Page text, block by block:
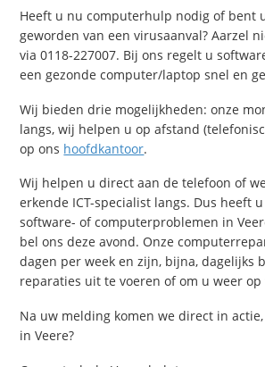
Heeft u nu computerhulp nodig of bent
geworden van een virusaanval? Aarzel
via 0118-227007. Bij ons regelt u
een gezonde computer/laptop snel en
Wij bieden drie mogelijkheden: onze
langs, wij helpen u op afstand
op ons hoofdkantoor.
Wij helpen u direct aan de telefoon of
erkende ICT-specialist langs. Dus heeft
software- of computerproblemen in
bel ons deze avond. Onze
dagen per week en zijn, bijna, dagelijks
reparaties uit te voeren of om u weer
Na uw melding komen we direct in
in Veere?